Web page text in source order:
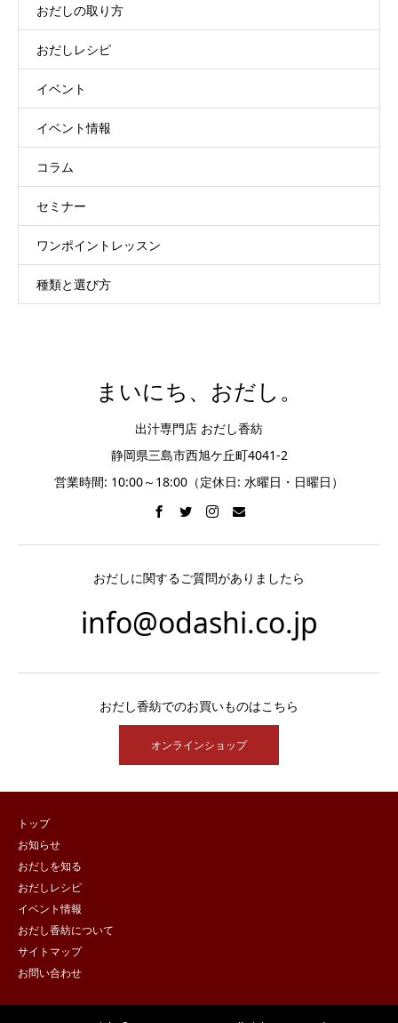
おだしの取り方
おだしレシピ
イベント
イベント情報
コラム
セミナー
ワンポイントレッスン
種類と選び方
まいにち、おだし。
出汁専門店 おだし香紡
静岡県三島市西旭ケ丘町4041-2
営業時間: 10:00～18:00（定休日: 水曜日・日曜日）
おだしに関するご質問がありましたら
info@odashi.co.jp
おだし香紡でのお買いものはこちら
オンラインショップ
トップ
お知らせ
おだしを知る
おだしレシピ
イベント情報
おだし香紡について
サイトマップ
お問い合わせ